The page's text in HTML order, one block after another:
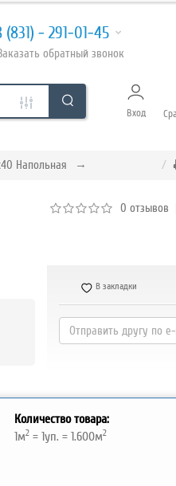
(831) - 291-01-45
обратныйзвонок
Вход
Напольная
0 отзывов
В закладки
Количество товара:
1м2= 1уп. = 1.600м2